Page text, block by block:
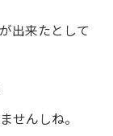
出来たとして
せんしね。